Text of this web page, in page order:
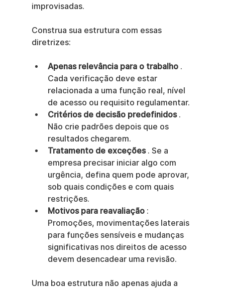
improvisadas.
Construa sua estrutura com essas
diretrizes:
Apenas relevância para o trabalho .
Cada verificação deve estar
relacionada a uma função real, nível
de acesso ou requisito regulamentar.
Critérios de decisão predefinidos .
Não crie padrões depois que os
resultados chegarem.
Tratamento de exceções . Se a
empresa precisar iniciar algo com
urgência, defina quem pode aprovar,
sob quais condições e com quais
restrições.
Motivos para reavaliação :
Promoções, movimentações laterais
para funções sensíveis e mudanças
significativas nos direitos de acesso
devem desencadear uma revisão.
Uma boa estrutura não apenas ajuda a